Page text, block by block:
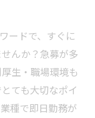
ードで、すぐに
んか？急募が多
生・職場環境も
ても大切なポイ
種で即日勤務が